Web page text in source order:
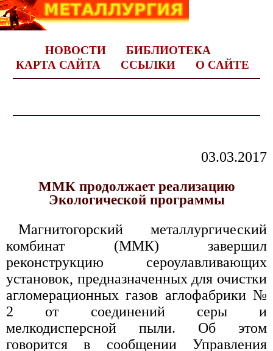
НОВОСТИ
БИБЛИОТЕКА
КАРТА САЙТА
ССЫЛКИ О САЙТЕ
03.03.2017
ММК продолжает реализацию
Экологической программы
Магнитогорский металлургический
комбинат (ММК) завершил
реконструкцию сероулавливающих
установок, предназначенных для очистки
агломерационных газов аглофабрики №
2 от соединений серы и
мелкодисперсной пыли. Об этом
говорится в сообщении Управления